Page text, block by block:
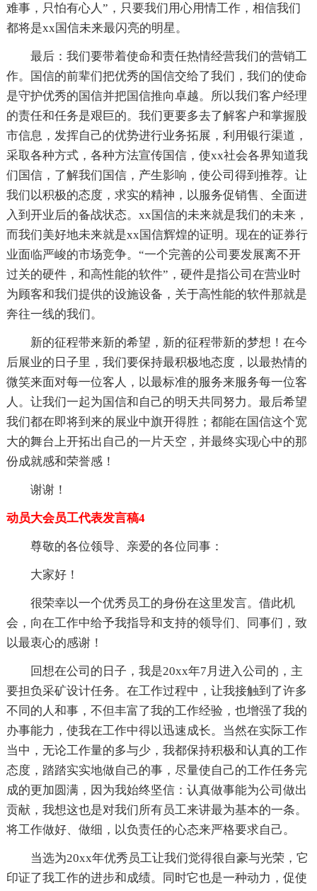
难事，只怕有心人”，只要我们用心用情工作，相信我们
都将是xx国信未来最闪亮的明星。
最后：我们要带着使命和责任热情经营我们的营销工
作。国信的前辈们把优秀的国信交给了我们，我们的使命
是守护优秀的国信并把国信推向卓越。所以我们客户经理
的责任和任务是艰巨的。我们更要多去了解客户和掌握股
市信息，发挥自己的优势进行业务拓展，利用银行渠道，
采取各种方式，各种方法宣传国信，使xx社会各界知道我
们国信，了解我们国信，产生影响，使公司得到推荐。让
我们以积极的态度，求实的精神，以服务促销售、全面进
入到开业后的备战状态。xx国信的未来就是我们的未来，
而我们美好地未来就是xx国信辉煌的证明。现在的证券行
业面临严峻的市场竞争。“一个完善的公司要发展离不开
过关的硬件，和高性能的软件”，硬件是指公司在营业时
为顾客和我们提供的设施设备，关于高性能的软件那就是
奔往一线的我们。
新的征程带来新的希望，新的征程带新的梦想！在今
后展业的日子里，我们要保持最积极地态度，以最热情的
微笑来面对每一位客人，以最标准的服务来服务每一位客
人。让我们一起为国信和自己的明天共同努力。最后希望
我们都在即将到来的展业中旗开得胜；都能在国信这个宽
大的舞台上开拓出自己的一片天空，并最终实现心中的那
份成就感和荣誉感！
谢谢！
动员大会员工代表发言稿4
尊敬的各位领导、亲爱的各位同事：
大家好！
很荣幸以一个优秀员工的身份在这里发言。借此机
会，向在工作中给予我指导和支持的领导们、同事们，致
以最衷心的感谢！
回想在公司的日子，我是20xx年7月进入公司的，主
要担负采矿设计任务。在工作过程中，让我接触到了许多
不同的人和事，不但丰富了我的工作经验，也增强了我的
办事能力，使我在工作中得以迅速成长。当然在实际工作
当中，无论工作量的多与少，我都保持积极和认真的工作
态度，踏踏实实地做自己的事，尽量使自己的工作任务完
成的更加圆满，因为我始终坚信：认真做事能为公司做出
贡献，我想这也是对我们所有员工来讲最为基本的一条。
将工作做好、做细，以负责任的心态来严格要求自己。
当选为20xx年优秀员工让我们觉得很自豪与光荣，它
印证了我工作的进步和成绩。同时它也是一种动力，促使